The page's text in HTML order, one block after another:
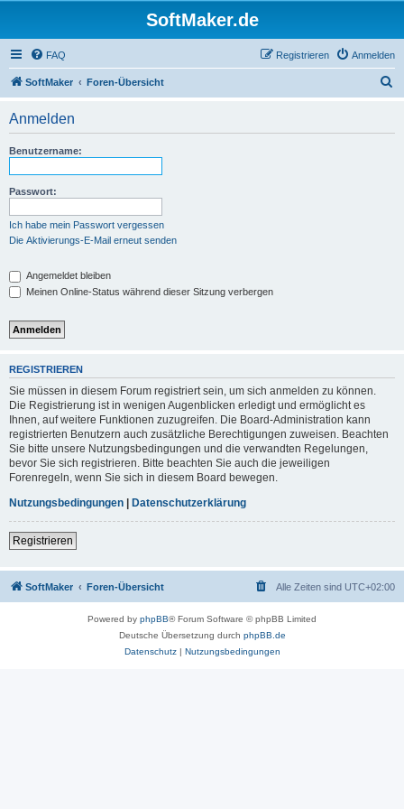
SoftMaker.de
FAQ Anmelden
Registrieren
SoftMaker Foren-Übersicht
Anmelden
Benutzername:
Passwort:
Ich habe mein Passwort vergessen
Die Aktivierungs-E-Mail erneut senden
Angemeldet bleiben
Meinen Online-Status während dieser Sitzung verbergen
REGISTRIEREN
Sie müssen in diesem Forum registriert sein, um sich anmelden zu können.
Die Registrierung ist in wenigen Augenblicken erledigt und ermöglicht es
Ihnen, auf weitere Funktionen zuzugreifen. Die Board-Administration kann
registrierten Benutzern auch zusätzliche Berechtigungen zuweisen. Beachten
Sie bitte unsere Nutzungsbedingungen und die verwandten Regelungen,
bevor Sie sich registrieren. Bitte beachten Sie auch die jeweiligen
Forenregeln, wenn Sie sich in diesem Board bewegen.
Nutzungsbedingungen | Datenschutzerklärung
Registrieren
SoftMaker Foren-Übersicht Alle Zeiten sind UTC+02:00
Powered by phpBB® Forum Software © phpBB Limited
Deutsche Übersetzung durch phpBB.de
Datenschutz| Nutzungsbedingungen